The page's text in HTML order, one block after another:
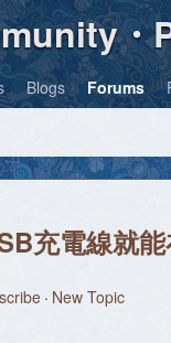
・
Blogs Forums
充電線就
New Topic